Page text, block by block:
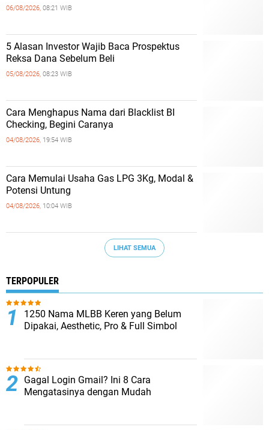
06/08/2026, 08:21 WIB
5 Alasan Investor Wajib Baca Prospektus
Reksa Dana Sebelum Beli
05/08/2026, 08:23 WIB
Cara Menghapus Nama dari Blacklist BI
Checking, Begini Caranya
04/08/2026, 19:54 WIB
Cara Memulai Usaha Gas LPG 3Kg, Modal &
Potensi Untung
04/08/2026, 10:04 WIB
LIHAT SEMUA
TERPOPULER
1250 Nama MLBB Keren yang Belum
Dipakai, Aesthetic, Pro & Full Simbol
Gagal Login Gmail? Ini 8 Cara
Mengatasinya dengan Mudah